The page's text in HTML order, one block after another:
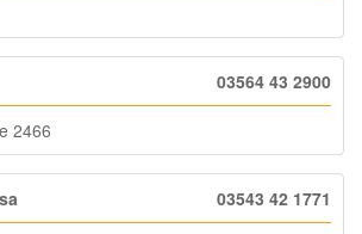
03564 43 2900
2466
03543 42 1771